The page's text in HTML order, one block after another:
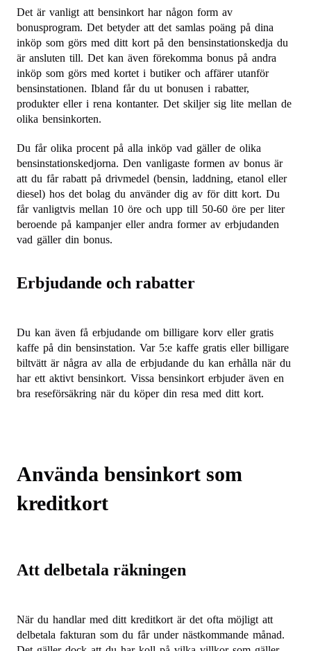
Det är vanligt att bensinkort har någon form av
bonusprogram. Det betyder att det samlas poäng på dina
inköp som görs med ditt kort på den bensinstationskedja du
är ansluten till. Det kan även förekomma bonus på andra
inköp som görs med kortet i butiker och affärer utanför
bensinstationen. Ibland får du ut bonusen i rabatter,
produkter eller i rena kontanter. Det skiljer sig lite mellan de
olika bensinkorten.
Du får olika procent på alla inköp vad gäller de olika
bensinstationskedjorna. Den vanligaste formen av bonus är
att du får rabatt på drivmedel (bensin, laddning, etanol eller
diesel) hos det bolag du använder dig av för ditt kort. Du
får vanligtvis mellan 10 öre och upp till 50-60 öre per liter
beroende på kampanjer eller andra former av erbjudanden
vad gäller din bonus.
Erbjudande och rabatter
Du kan även få erbjudande om billigare korv eller gratis
kaffe på din bensinstation. Var 5:e kaffe gratis eller billigare
biltvätt är några av alla de erbjudande du kan erhålla när du
har ett aktivt bensinkort. Vissa bensinkort erbjuder även en
bra reseförsäkring när du köper din resa med ditt kort.
Använda bensinkort som
kreditkort
Att delbetala räkningen
När du handlar med ditt kreditkort är det ofta möjligt att
delbetala fakturan som du får under nästkommande månad.